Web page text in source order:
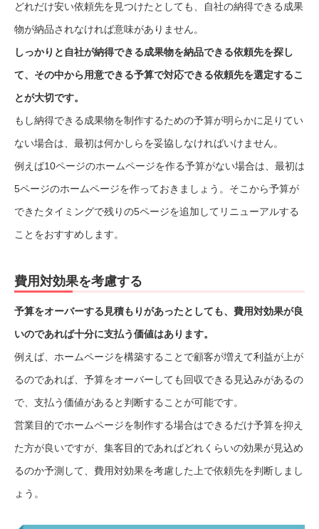
どれだけ安い依頼先を見つけたとしても、自社の納得できる成果
物が納品されなければ意味がありません。
しっかりと自社が納得できる成果物を納品できる依頼先を探し
て、その中から用意できる予算で対応できる依頼先を選定するこ
とが大切です。
もし納得できる成果物を制作するための予算が明らかに足りてい
ない場合は、最初は何かしらを妥協しなければいけません。
例えば10ページのホームページを作る予算がない場合は、最初は
5ページのホームページを作っておきましょう。そこから予算が
できたタイミングで残りの5ページを追加してリニューアルする
ことをおすすめします。
費用対効果を考慮する
予算をオーバーする見積もりがあったとしても、費用対効果が良
いのであれば十分に支払う価値はあります。
例えば、ホームページを構築することで顧客が増えて利益が上が
るのであれば、予算をオーバーしても回収できる見込みがあるの
で、支払う価値があると判断することが可能です。
営業目的でホームページを制作する場合はできるだけ予算を抑え
た方が良いですが、集客目的であればどれくらいの効果が見込め
るのか予測して、費用対効果を考慮した上で依頼先を判断しまし
ょう。